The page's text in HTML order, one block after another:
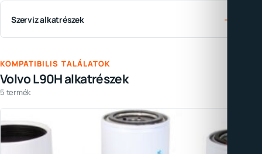
Szerviz alkatrészek →
KOMPATIBILIS TALÁLATOK
Volvo L90H alkatrészek
5 termék